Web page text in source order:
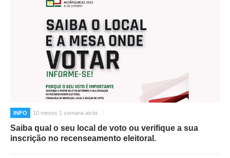
INFO 10 meses 1 semana atrás
Saiba qual o seu local de voto ou verifique a sua
inscrição no recenseamento eleitoral.